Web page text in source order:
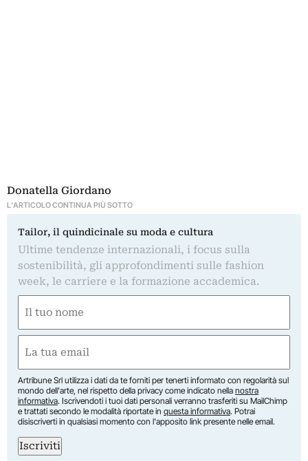
Donatella Giordano
L'ARTICOLO CONTINUA PIÙ SOTTO
Tailor, il quindicinale su moda e cultura
Ultime tendenze internazionali, i focus sulla
sostenibilità, gli approfondimenti sulle fashion
week, le carriere e la formazione accademica.
(Required)
First
(Required)
Artribune Srl utilizza i dati da te forniti per tenerti informato con regolarità sul
mondo dell'arte, nel rispetto della privacy come indicato nella nostra
informativa. Iscrivendoti i tuoi dati personali verranno trasferiti su MailChimp
e trattati secondo le modalità riportate in questa informativa. Potrai
disiscriverti in qualsiasi momento con l'apposito link presente nelle email.
Iscriviti